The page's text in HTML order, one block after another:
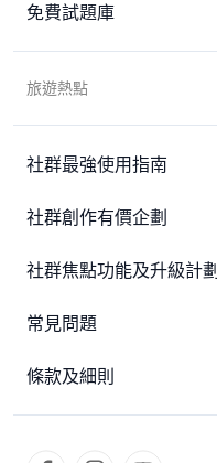
免費試題庫
旅遊熱點
社群最強使用指南
社群創作有價企劃
社群焦點功能及升級計劃
常見問題
條款及細則